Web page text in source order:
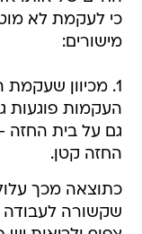
מישורים:
1. מכיוון
העקמות פוגעות
גם על בית החזה
החזה קטן.
כתוצאה מכך
שקשורה לעבודה